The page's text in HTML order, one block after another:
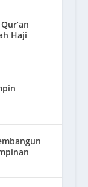
Haji